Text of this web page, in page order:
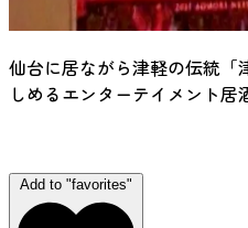
仙台に居ながら津軽の伝統「
しめるエンターテイメント居
Add to "favorites"